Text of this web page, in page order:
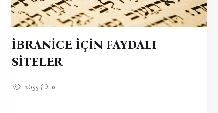
İBRANİCE İÇİN FAYDALI
SİTELER
2655 0